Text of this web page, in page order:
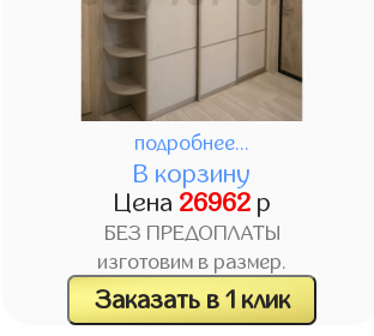
подробнее...
В корзину
Цена 26962р
БЕЗ ПРЕДОПЛАТЫ
изготовим в размер.
Заказать в 1 клик